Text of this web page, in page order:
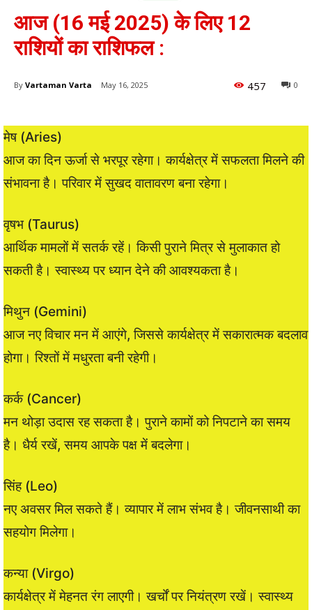
आज (16 मई 2025) के लिए 12
राशियों का राशिफल :
By Vartaman Varta May 16, 2025 0
457
मेष (Aries)
आज का दिन ऊर्जा से भरपूर रहेगा। कार्यक्षेत्र में सफलता मिलने की
संभावना है। परिवार में सुखद वातावरण बना रहेगा।
वृषभ (Taurus)
आर्थिक मामलों में सतर्क रहें। किसी पुराने मित्र से मुलाकात हो
सकती है। स्वास्थ्य पर ध्यान देने की आवश्यकता है।
मिथुन (Gemini)
आज नए विचार मन में आएंगे, जिससे कार्यक्षेत्र में सकारात्मक बदलाव
होगा। रिश्तों में मधुरता बनी रहेगी।
कर्क (Cancer)
मन थोड़ा उदास रह सकता है। पुराने कामों को निपटाने का समय
है। धैर्य रखें, समय आपके पक्ष में बदलेगा।
सिंह (Leo)
नए अवसर मिल सकते हैं। व्यापार में लाभ संभव है। जीवनसाथी का
सहयोग मिलेगा।
कन्या (Virgo)
कार्यक्षेत्र में मेहनत रंग लाएगी। खर्चों पर नियंत्रण रखें। स्वास्थ्य